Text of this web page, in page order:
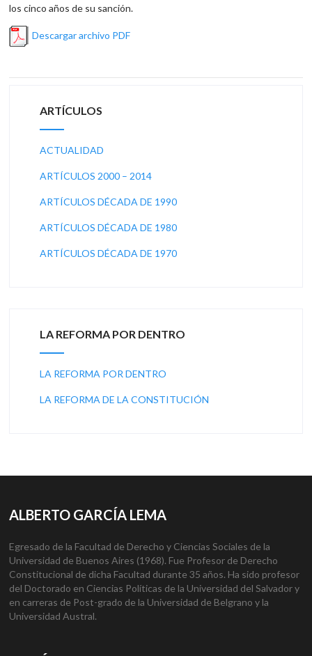
los cinco años de su sanción.
Descargar archivo PDF
ARTÍCULOS
ACTUALIDAD
ARTÍCULOS 2000 – 2014
ARTÍCULOS DÉCADA DE 1990
ARTÍCULOS DÉCADA DE 1980
ARTÍCULOS DÉCADA DE 1970
LA REFORMA POR DENTRO
LA REFORMA POR DENTRO
LA REFORMA DE LA CONSTITUCIÓN
ALBERTO GARCÍA LEMA
Egresado de la Facultad de Derecho y Ciencias Sociales de la
Universidad de Buenos Aires (1968). Fue Profesor de Derecho
Constitucional de dicha Facultad durante 35 años. Ha sido profesor
del Doctorado en Ciencias Políticas de la Universidad del Salvador y
en carreras de Post-grado de la Universidad de Belgrano y la
Universidad Austral.